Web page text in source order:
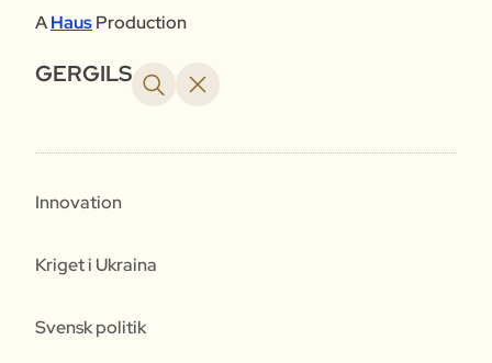
AHausProduction
GERGILS
Innovation
Kriget i Ukraina
Svensk politik